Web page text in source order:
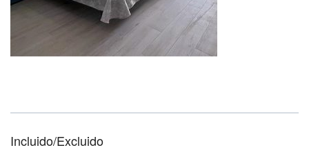
Incluido/Excluido